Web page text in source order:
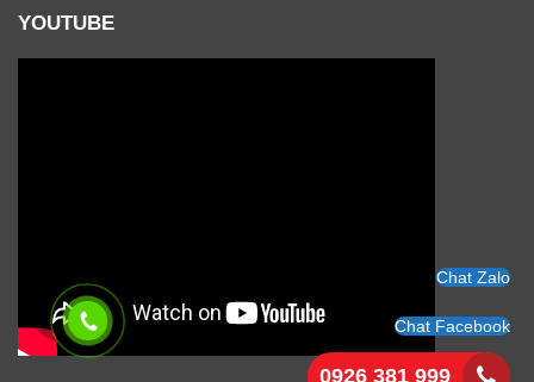
YOUTUBE
Chat Zalo
Chat Facebook
0926 381 999